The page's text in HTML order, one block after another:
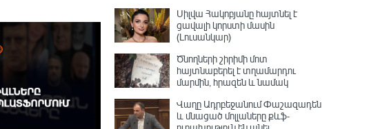
Սիլվա Հակոբյանը հայտնել է
ցավալի կորստի մասին
(Լուսանկար)
Ծնողների շիրիմի մոտ
հայտնաբերել է տղամարդու
մարմին, հրազեն և նամակ
Վաղը Ադրբեջանում Փաշազադեն
և մնացած մոլլաները քևֆ-